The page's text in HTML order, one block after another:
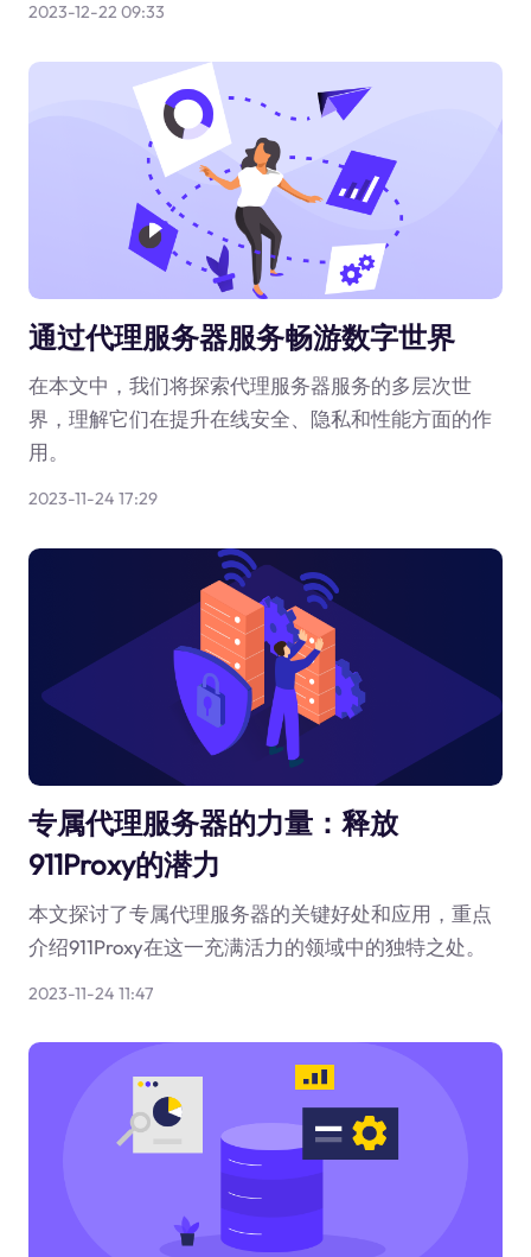
2023-12-22 09:33
通过代理服务器服务畅游数字世界
在本文中，我们将探索代理服务器服务的多层次世
界，理解它们在提升在线安全、隐私和性能方面的作
用。
2023-11-24 17:29
专属代理服务器的力量：释放
911Proxy的潜力
本文探讨了专属代理服务器的关键好处和应用，重点
介绍911Proxy在这一充满活力的领域中的独特之处。
2023-11-24 11:47